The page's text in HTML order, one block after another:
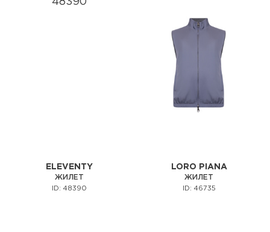
ELEVENTY
ЖИЛЕТ
ID: 48390
LORO PIANA
ЖИЛЕТ
ID: 46735